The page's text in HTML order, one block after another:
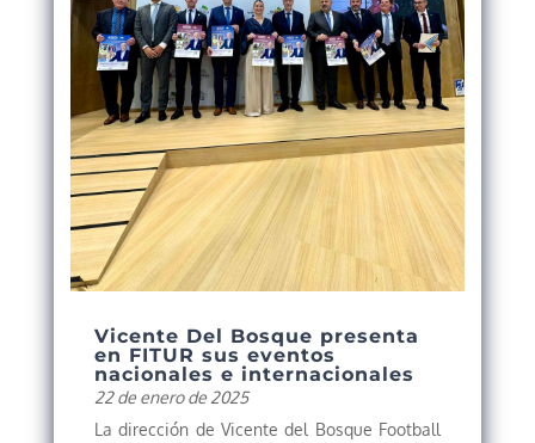
Vicente Del Bosque presenta
en FITUR sus eventos
nacionales e internacionales
22 de enero de 2025
La dirección de Vicente del Bosque Football